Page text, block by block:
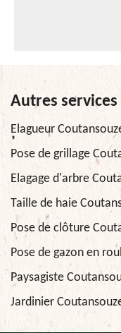
Autres services
Elagueur
Pose de grillage
Elagage d'arbre
Taille de haie
Pose de clôture
Pose de gazon en
Paysagiste
Jardinier